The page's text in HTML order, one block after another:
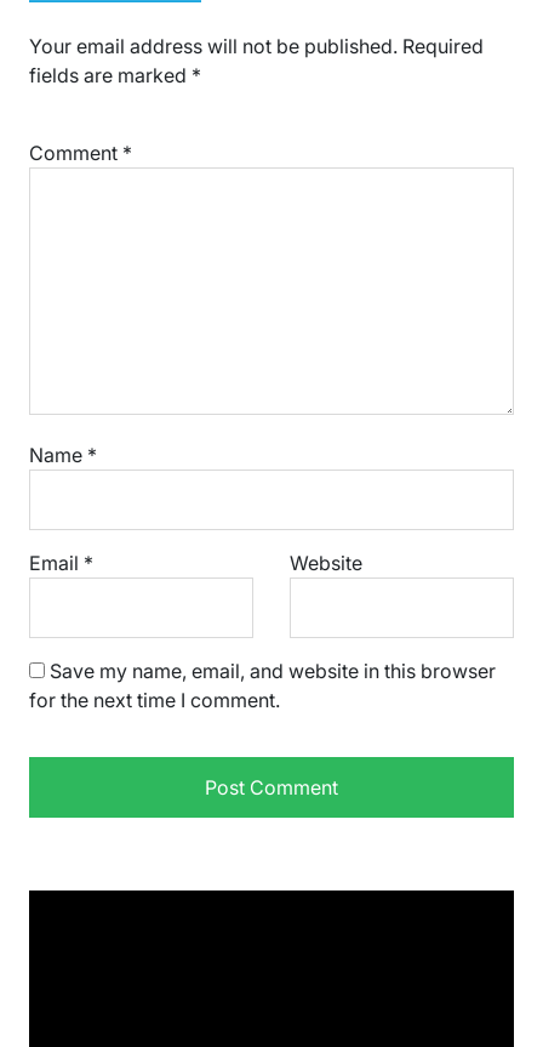
Your email address will not be published. Required
fields are marked *
Comment *
Name *
Email * Website
Save my name, email, and website in this browser
for the next time I comment.